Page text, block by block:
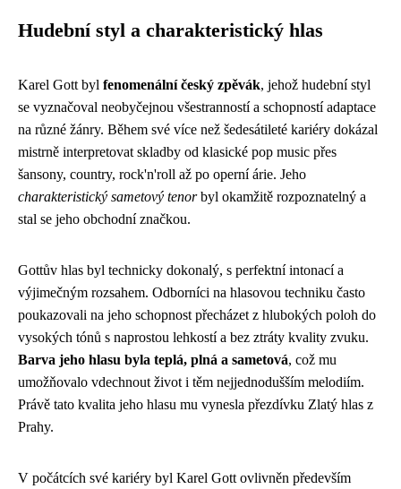
Hudební styl a charakteristický hlas
Karel Gott byl fenomenální český zpěvák, jehož hudební styl
se vyznačoval neobyčejnou všestranností a schopností adaptace
na různé žánry. Během své více než šedesátileté kariéry dokázal
mistrně interpretovat skladby od klasické pop music přes
šansony, country, rock'n'roll až po operní árie. Jeho
charakteristický sametový tenorbyl okamžitě rozpoznatelný a
stal se jeho obchodní značkou.
Gottův hlas byl technicky dokonalý, s perfektní intonací a
výjimečným rozsahem. Odborníci na hlasovou techniku často
poukazovali na jeho schopnost přecházet z hlubokých poloh do
vysokých tónů s naprostou lehkostí a bez ztráty kvality zvuku.
Barva jeho hlasu byla teplá, plná a sametová, což mu
umožňovalo vdechnout život i těm nejjednodušším melodiím.
Právě tato kvalita jeho hlasu mu vynesla přezdívku Zlatý hlas z
Prahy.
V počátcích své kariéry byl Karel Gott ovlivněn především